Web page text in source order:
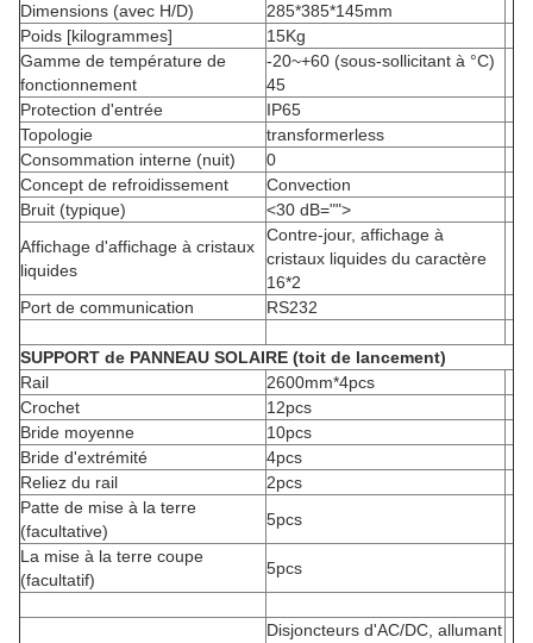
Dimensions (avec H/D)
285*385*145mm
Poids [kilogrammes]
15Kg
Gamme de température de
fonctionnement
-20~+60 (sous-sollicitant à °C)
45
Protection d'entrée
IP65
Topologie
transformerless
Consommation interne (nuit)
0
Concept de refroidissement
Convection
Bruit (typique)
<30 dB="">
Affichage d'affichage à cristaux
liquides
Contre-jour, affichage à
cristaux liquides du caractère
16*2
Port de communication
RS232
SUPPORT de PANNEAU SOLAIRE (toit de lancement)
Rail
2600mm*4pcs
Crochet
12pcs
Bride moyenne
10pcs
Bride d'extrémité
4pcs
Reliez du rail
2pcs
Patte de mise à la terre
(facultative)
5pcs
La mise à la terre coupe
(facultatif)
5pcs
Disjoncteurs d'AC/DC, allumant